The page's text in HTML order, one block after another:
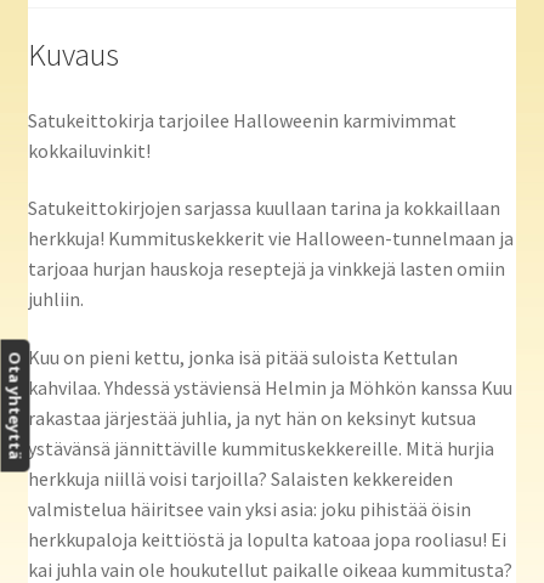
Kuvaus
Satukeittokirja tarjoilee Halloweenin karmivimmat
kokkailuvinkit!
Satukeittokirjojen sarjassa kuullaan tarina ja kokkaillaan
herkkuja! Kummituskekkerit vie Halloween-tunnelmaan ja
tarjoaa hurjan hauskoja reseptejä ja vinkkejä lasten omiin
juhliin.
Kuu on pieni kettu, jonka isä pitää suloista Kettulan
kahvilaa. Yhdessä ystäviensä Helmin ja Möhkön kanssa Kuu
rakastaa järjestää juhlia, ja nyt hän on keksinyt kutsua
ystävänsä jännittäville kummituskekkereille. Mitä hurjia
herkkuja niillä voisi tarjoilla? Salaisten kekkereiden
valmistelua häiritsee vain yksi asia: joku pihistää öisin
herkkupaloja keittiöstä ja lopulta katoaa jopa rooliasu! Ei
kai juhla vain ole houkutellut paikalle oikeaa kummitusta?
Ota yhteyttä